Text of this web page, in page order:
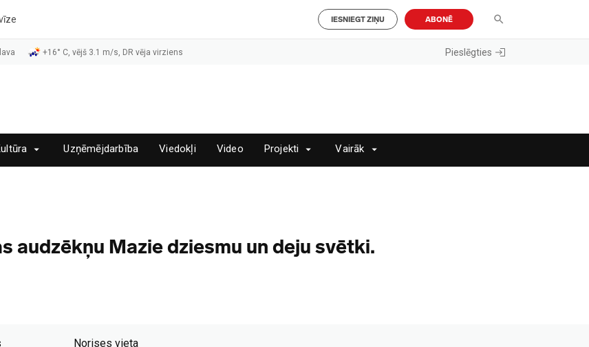
IESNIEGT ZIŅU ABONĒ
+16° C, vējš 3.1 m/s, DR vēja virziens Pieslēgties
Uzņēmējdarbība Viedokļi Video Projekti Vairāk
audzēkņu Mazie dziesmu un deju svētki.
Norises vieta